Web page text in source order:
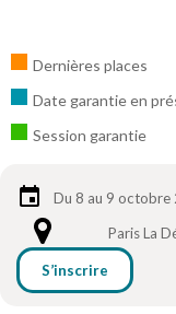
Dernières places
Date garantie en
Session garantie
Du 8 au 9 octobre
Paris La
S’inscrire